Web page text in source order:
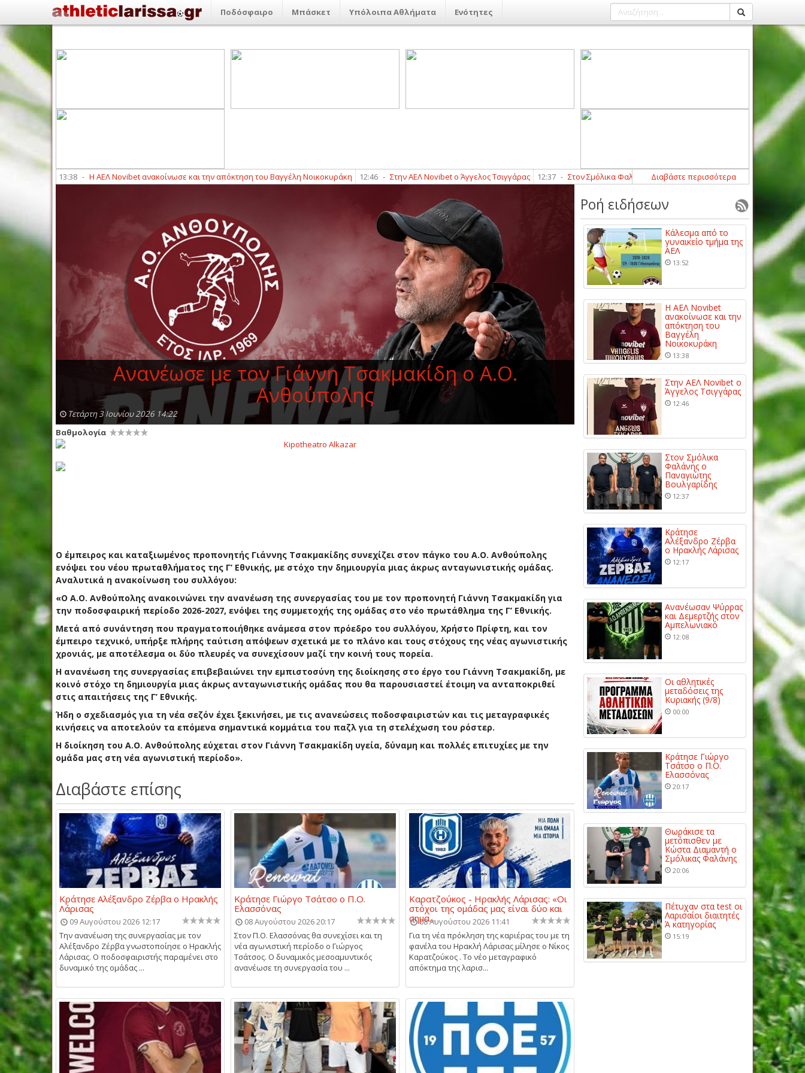
Ποδόσφαιρο Μπάσκετ Υπόλοιπα Αθλήματα Ενότητες
Η ΑΕΛ Novibet ανακοίνωσε και την απόκτηση του Βαγγέλη Νοικοκυράκη 12:46 - Στην ΑΕΛ Novibet ο Άγγελος Τσιγγάρας 12:37 - Στον Σμόλικα Φαλάνης ο Παναγιώτης Βουλγαρίδης 12:17
Διαβάστε περισσότερα
Ανανέωσε με τον Γιάννη Τσακμακίδη ο Α.Ο.
Ανθούπολης
Τετάρτη 3 Ιουνίου 2026 14:22
Βαθμολογία
Ο έμπειρος και καταξιωμένος προπονητής Γιάννης Τσακμακίδης συνεχίζει στον πάγκο του Α.Ο. Ανθούπολης
ενόψει του νέου πρωταθλήματος της Γ’ Εθνικής, με στόχο την δημιουργία μιας άκρως ανταγωνιστικής ομάδας.
Αναλυτικά η ανακοίνωση του συλλόγου:
«Ο Α.Ο. Ανθούπολης ανακοινώνει την ανανέωση της συνεργασίας του με τον προπονητή Γιάννη Τσακμακίδη για
την ποδοσφαιρική περίοδο 2026-2027, ενόψει της συμμετοχής της ομάδας στο νέο πρωτάθλημα της Γ’ Εθνικής.
Μετά από συνάντηση που πραγματοποιήθηκε ανάμεσα στον πρόεδρο του συλλόγου, Χρήστο Πρίφτη, και τον
έμπειρο τεχνικό, υπήρξε πλήρης ταύτιση απόψεων σχετικά με το πλάνο και τους στόχους της νέας αγωνιστικής
χρονιάς, με αποτέλεσμα οι δύο πλευρές να συνεχίσουν μαζί την κοινή τους πορεία.
Η ανανέωση της συνεργασίας επιβεβαιώνει την εμπιστοσύνη της διοίκησης στο έργο του Γιάννη Τσακμακίδη, με
κοινό στόχο τη δημιουργία μιας άκρως ανταγωνιστικής ομάδας που θα παρουσιαστεί έτοιμη να ανταποκριθεί
στις απαιτήσεις της Γ’ Εθνικής.
Ήδη ο σχεδιασμός για τη νέα σεζόν έχει ξεκινήσει, με τις ανανεώσεις ποδοσφαιριστών και τις μεταγραφικές
κινήσεις να αποτελούν τα επόμενα σημαντικά κομμάτια του παζλ για τη στελέχωση του ρόστερ.
Η διοίκηση του Α.Ο. Ανθούπολης εύχεται στον Γιάννη Τσακμακίδη υγεία, δύναμη και πολλές επιτυχίες με την
ομάδα μας στη νέα αγωνιστική περίοδο».
Διαβάστε επίσης
Κράτησε Αλέξανδρο Ζέρβα ο Ηρακλής
Λάρισας
09 Αυγούστου 2026 12:17
Την ανανέωση της συνεργασίας με τον
Αλέξανδρο Ζέρβα γνωστοποίησε ο Ηρακλής
Λάρισας. Ο ποδοσφαιριστής παραμένει στο
δυναμικό της ομάδας ...
Κράτησε Γιώργο Τσάτσο ο Π.Ο.
Ελασσόνας
08 Αυγούστου 2026 20:17
Στον Π.Ο. Ελασσόνας θα συνεχίσει και τη
νέα αγωνιστική περίοδο ο Γιώργος
Τσάτσος. Ο δυναμικός μεσοαμυντικός
ανανέωσε τη συνεργασία του ...
Καρατζούκος - Ηρακλής Λάρισας: «Οι
στόχοι της ομάδας μας είναι δύο και
σημα...08 Αυγούστου 2026 11:41
Για τη νέα πρόκληση της καριέρας του με τη
φανέλα του Ηρακλή Λάρισας μίλησε ο Νίκος
Καρατζούκος . Το νέο μεταγραφικό
απόκτημα της λαρισ...
Ροή ειδήσεων
Κάλεσμα από το
γυναικείο τμήμα της
ΑΕΛ
13:52
Η ΑΕΛ Novibet
ανακοίνωσε και την
απόκτηση του
Βαγγέλη
Νοικοκυράκη
13:38
Στην ΑΕΛ Novibet ο
Άγγελος Τσιγγάρας
12:46
Στον Σμόλικα
Φαλάνης ο
Παναγιώτης
Βουλγαρίδης
12:37
Κράτησε
Αλέξανδρο Ζέρβα
ο Ηρακλής Λάρισας
12:17
Ανανέωσαν Ψύρρας
και Δεμερτζής στον
Αμπελωνιακό
12:08
Οι αθλητικές
μεταδόσεις της
Κυριακής (9/8)
00:00
Κράτησε Γιώργο
Τσάτσο ο Π.Ο.
Ελασσόνας
20:17
Θωράκισε τα
μετόπισθεν με
Κώστα Διαμαντή ο
Σμόλικας Φαλάνης
20:06
Πέτυχαν στα test οι
Λαρισαίοι διαιτητές
Ά κατηγορίας
15:19